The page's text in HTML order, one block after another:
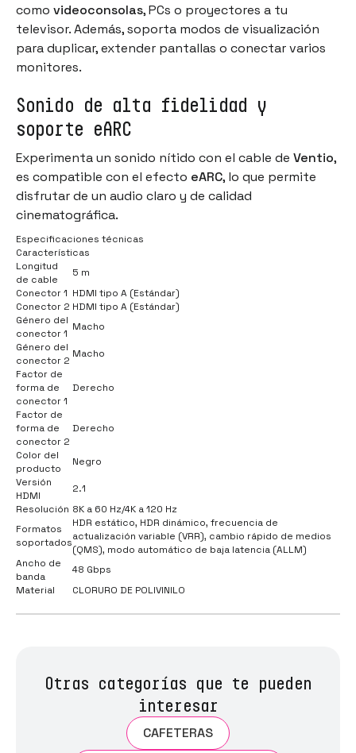
como videoconsolas, PCs o proyectores a tu
televisor. Además, soporta modos de visualización
para duplicar, extender pantallas o conectar varios
monitores.
Sonido de alta fidelidad y
soporte eARC
Experimenta un sonido nítido con el cable de Ventio,
es compatible con el efecto eARC, lo que permite
disfrutar de un audio claro y de calidad
cinematográfica.
Especificaciones técnicas
Características
Longitud
de cable
5 m
Conector 1 HDMI tipo A (Estándar)
Conector 2 HDMI tipo A (Estándar)
Género del
conector 1
Macho
Género del
conector 2
Macho
Factor de
forma de
conector 1
Derecho
Factor de
forma de
conector 2
Derecho
Color del
producto
Negro
Versión
HDMI
2.1
Resolución 8K a 60 Hz/4K a 120 Hz
Formatos
soportados
HDR estático, HDR dinámico, frecuencia de
actualización variable (VRR), cambio rápido de medios
(QMS), modo automático de baja latencia (ALLM)
Ancho de
banda
48 Gbps
Material
CLORURO DE POLIVINILO
Otras categorías que te pueden
interesar
CAFETERAS